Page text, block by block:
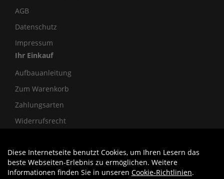
AGB
Datenschutz
Impressum
Ihr Einkauf
Aufbauanleitung
Zum Warenkorb
Zahlungsarten
Widerrufsrecht
Diese Internetseite benutzt Cookies, um Ihren Lesern das
beste Webseiten-Erlebnis zu ermöglichen. Weitere
Informationen finden Sie in unseren Cookie-Richtlinien.
Auftrag widerrufen